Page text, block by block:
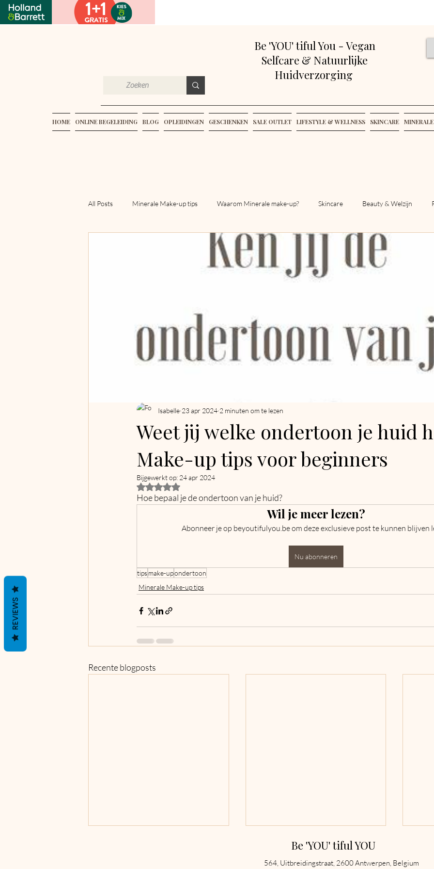
Be 'YOU' tiful You - Vegan
Selfcare & Natuurlijke
Huidverzorging
HOME ONLINE BEGELEIDING BLOG OPLEIDINGEN GESCHENKEN SALE OUTLET LIFESTYLE & WELLNESS SKINCARE
All Posts Minerale Make-up tips Waarom Minerale make-up? Skincare Beauty & Welzijn
Weet jij welke ondertoon je huid
Make-up tips voor beginners
Isabelle 23 apr 2024 2 minuten om te lezen
Bijgewerkt op: 24 apr 2024
Beoordeeld met NaN uit 5 sterren.
Hoe bepaal je de ondertoon van je huid?
Wil je meer lezen?
Abonneer je op beyoutifulyou.be om deze exclusieve post te kunnen blijven
Nu abonneren
tipsmake-upondertoon
Minerale Make-up tips
Recente blogposts
Be 'YOU' tiful YOU
564, Uitbreidingstraat, 2600 Antwerpen, Belgium
REVIEWS